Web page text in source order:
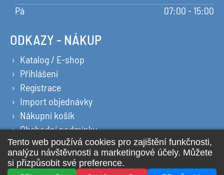
Pá
07:00 - 15:00
ODKAZY - NÁKUP
Katalog / E-shop
Přihlášení
Registrace
Import objednávky
Nákupní košík
Obchodní podmínky
Ochrana osobních údajů
Prohlášení o cookies